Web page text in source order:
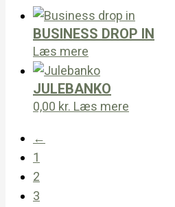
BUSINESS DROP IN
Læs mere
JULEBANKO
0,00 kr. Læs mere
←
1
2
3